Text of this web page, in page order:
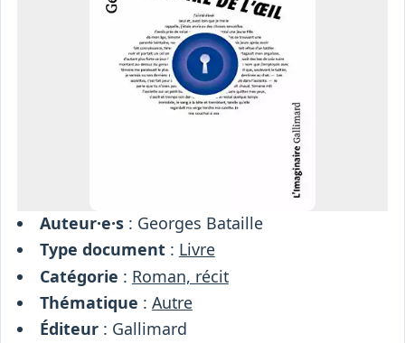
Auteur·e·s: Georges Bataille
Type document: Livre
Catégorie : Roman, récit
Thématique : Autre
Éditeur: Gallimard